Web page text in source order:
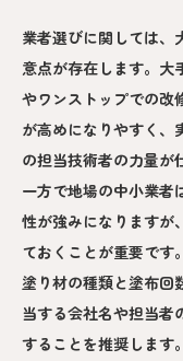
業者選びに関しては、
意点が存在します。大
やワンストップでの改
が高めになりやすく、
の担当技術者の力量が
一方で地場の中小業者
性が強みになりますが
ておくことが重要です
塗り材の種類と塗布回
当する会社名や担当者
することを推奨します